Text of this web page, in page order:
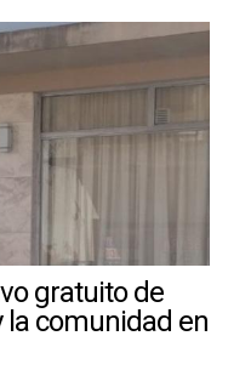
gratuito de
la comunidad en